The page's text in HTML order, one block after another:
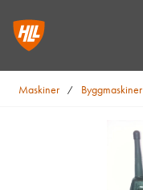
Maskiner / Byggmaskiner